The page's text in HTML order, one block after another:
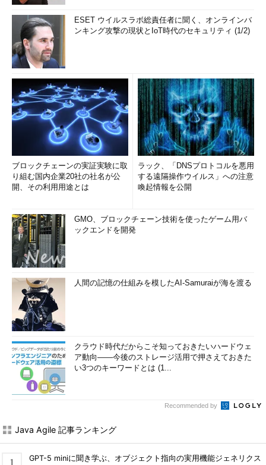
ESET ウイルスラボ総責任者に聞く、オンラインバ
ンキング攻撃の現状とIoT時代のセキュリティ (1/2)
ブロックチェーンの実証実験に取
り組む国内企業20社の社名が公
開、その利用用途とは
ラック、「DNSプロトコルを悪用
する遠隔操作ウイルス」への注意
喚起情報を公開
GMO、ブロックチェーン技術を使ったゲーム用バ
ックエンドを開発
人間の記憶の仕組みを模したAI-Samuraiが海を渡る
クラウド時代だからこそ知っておきたいハードウェ
ア動向――今後のストレージ活用で押さえておきた
い3つのキーワードとは (1...
Recommended by
Java Agile 記事ランキング
GPT-5 miniに聞き学ぶ、オブジェクト指向の実用機能ジェネリクス